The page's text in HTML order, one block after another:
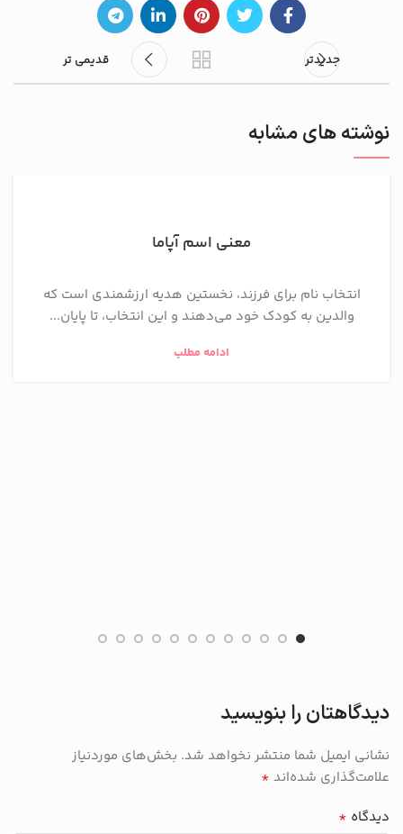
جدیدتر قدیمی تر
نوشته های مشابه
معنی اسم آپاما
انتخاب نام برای فرزند، نخستین هدیه ارزشمندی است که
والدین به کودک خود می‌دهند و این انتخاب، تا پایان...
ادامه مطلب
دیدگاهتان را بنویسید
نشانی ایمیل شما منتشر نخواهد شد. بخش‌های موردنیاز
علامت‌گذاری شده‌اند *
دیدگاه *